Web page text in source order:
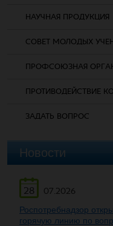
НАУЧНАЯ ПРОДУКЦИЯ
СОВЕТ МОЛОДЫХ
ПРОФСОЮЗНАЯ
ПРОТИВОДЕЙСТВИЕ
ЗАДАТЬ ВОПРОС
Новости
28
07.2026
Роспотребнадзор
горячую линию по